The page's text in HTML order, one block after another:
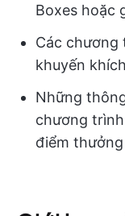
Boxes hoặc
Các chương
khuyến
Những
chương
điểm